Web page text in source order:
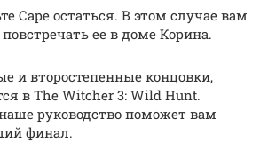
Саре остаться. В этом случае вам
ее в доме Корина.
и второстепенные концовки,
в The Witcher 3: Wild Hunt.
руководство поможет вам
финал.